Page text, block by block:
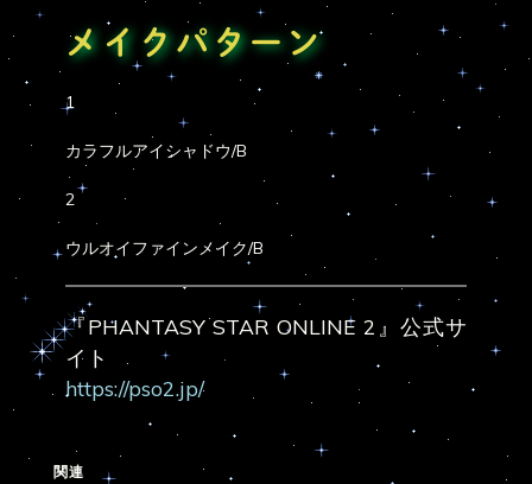
メイクパターン
1
カラフルアイシャドウ/B
2
ウルオイファインメイク/B
『PHANTASY STAR ONLINE 2』公式サ
イト
https://pso2.jp/
関連